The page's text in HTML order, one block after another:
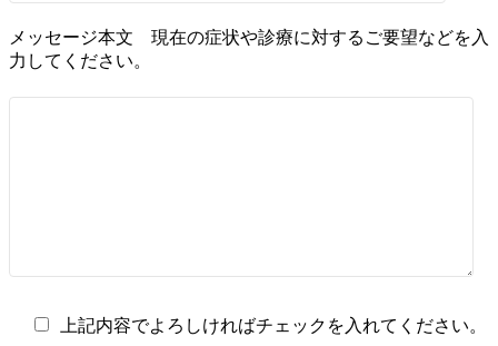
メッセージ本文 現在の症状や診療に対するご要望などを入
力してください。
上記内容でよろしければチェックを入れてください。